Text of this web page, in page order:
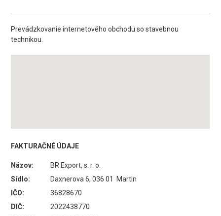
Prevádzkovanie internetového obchodu so stavebnou
technikou.
FAKTURAČNÉ ÚDAJE
Názov:
BR Export, s. r. o.
Sídlo:
Daxnerova 6, 036 01 Martin
IČO:
36828670
DIČ:
2022438770